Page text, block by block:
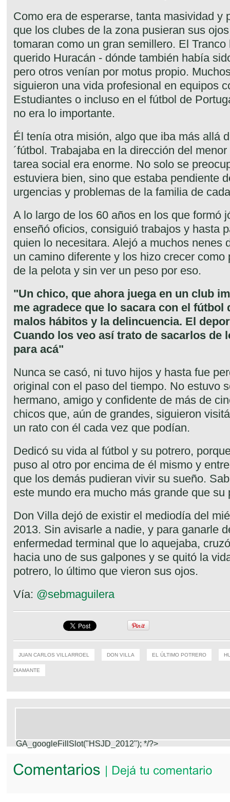
Como era de esperarse, tanta masividad y
que los clubes de la zona pusieran sus
tomaran como un gran semillero. El
querido Huracán - dónde también había
pero otros venían por motus propio.
siguieron una vida profesional en equipos
Estudiantes o incluso en el fútbol de
no era lo importante.
Él tenía otra misión, algo que iba más allá
´fútbol. Trabajaba en la dirección del
tarea social era enorme. No solo se
estuviera bien, sino que estaba pendiente
urgencias y problemas de la familia de
A lo largo de los 60 años en los que formó
enseñó oficios, consiguió trabajos y hasta
quien lo necesitara. Alejó a muchos nenes
un camino diferente y los hizo crecer como
de la pelota y sin ver un peso por eso.
"Un chico, que ahora juega en un club
me agradece que lo sacara con el fútbol
malos hábitos y la delincuencia. El
Cuando los veo así trato de sacarlos de
para acá"
Nunca se casó, ni tuvo hijos y hasta fue
original con el paso del tiempo. No estuvo
hermano, amigo y confidente de más de
chicos que, aún de grandes, siguieron
un rato con él cada vez que podían.
Dedicó su vida al fútbol y su potrero,
puso al otro por encima de él mismo y
que los demás pudieran vivir su sueño.
este mundo era mucho más grande que su
Don Villa dejó de existir el mediodía del
2013. Sin avisarle a nadie, y para ganarle
enfermedad terminal que lo aquejaba,
hacia uno de sus galpones y se quitó la
potrero, lo último que vieron sus ojos.
Vía: @sebmaguilera
JUAN CARLOS VILLARROEL DON VILLA EL ÚLTIMO POTRERO
DIAMANTE
GA_googleFillSlot("HSJD_2012"); */?>